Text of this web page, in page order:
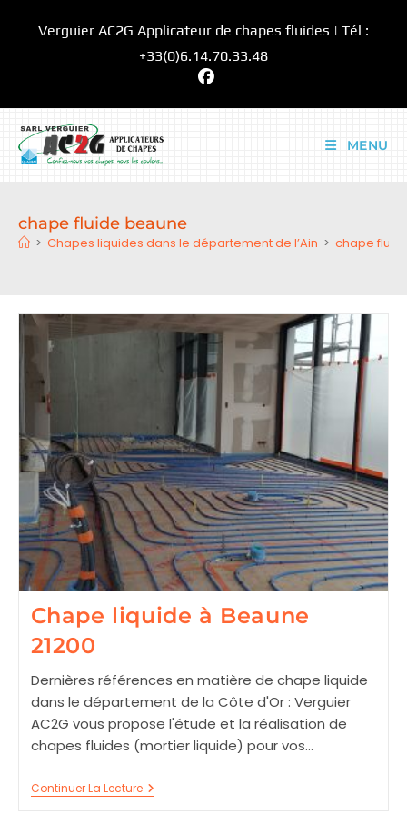
Verguier AC2G Applicateur de chapes fluides | Tél :
+33(0)6.14.70.33.48
MENU
chape fluide beaune
> Chapes liquides dans le département de l’Ain > chape
Chape liquide à Beaune
21200
Dernières références en matière de chape liquide
dans le département de la Côte d'Or : Verguier
AC2G vous propose l'étude et la réalisation de
chapes fluides (mortier liquide) pour vos…
Continuer La LectureChape
Liquide